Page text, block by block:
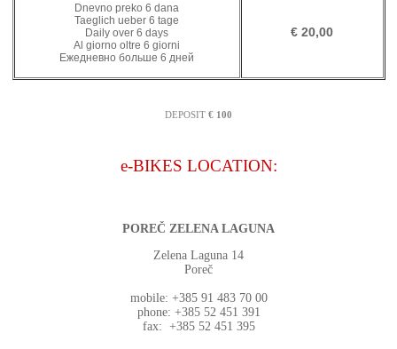
Dnevno preko 6 dana
Taeglich ueber 6 tage
Daily over 6 days
Al giorno oltre 6 giorni
Ежедневно больше 6 дней
€ 20,00
DEPOSIT € 100
e-BIKES LOCATION:
POREČ ZELENA LAGUNA
Zelena Laguna 14
Poreč
mobile: +385 91 483 70 00
phone: +385 52 451 391
fax: +385 52 451 395